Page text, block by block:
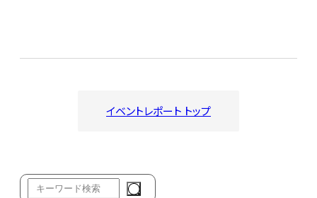
イベントレポート トップ